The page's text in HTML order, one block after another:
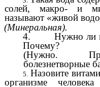
солей, макро- и
называют «живой
(Минеральная).
4. Нужно ли
Почему?
(Нужно.
болезнетворные
Назовите
организме